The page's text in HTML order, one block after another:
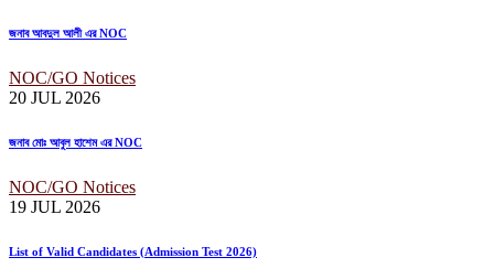
জনাব আবদুল আলী এর NOC
NOC/GO Notices
20 JUL 2026
জনাব মোঃ আবুল হাশেম এর NOC
NOC/GO Notices
19 JUL 2026
List of Valid Candidates (Admission Test 2026)